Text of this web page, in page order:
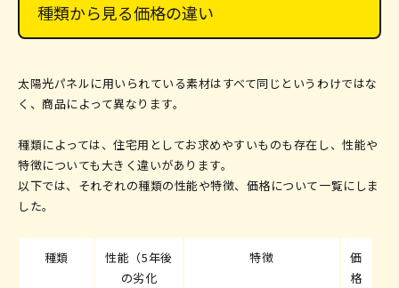
種類から見る価格の違い
太陽光パネルに用いられている素材はすべて同じというわけではな
く、商品によって異なります。
種類によっては、住宅用としてお求めやすいものも存在し、性能や
特徴についても大きく違いがあります。
以下では、それぞれの種類の性能や特徴、価格について一覧にしま
した。
種類
性能（5年後
の劣化
特徴
価
格